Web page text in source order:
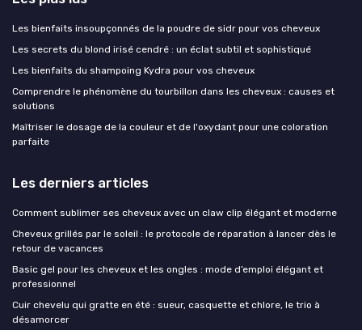
Les bienfaits insoupçonnés de la poudre de sidr pour vos cheveux
Les secrets du blond irisé cendré : un éclat subtil et sophistiqué
Les bienfaits du shampoing Kydra pour vos cheveux
Comprendre le phénomène du tourbillon dans les cheveux : causes et
solutions
Maîtriser le dosage de la couleur et de l'oxydant pour une coloration
parfaite
Les derniers articles
Comment sublimer ses cheveux avec un claw clip élégant et moderne
Cheveux grillés par le soleil : le protocole de réparation à lancer dès le
retour de vacances
Basic gel pour les cheveux et les ongles : mode d’emploi élégant et
professionnel
Cuir chevelu qui gratte en été : sueur, casquette et chlore, le trio à
désamorcer